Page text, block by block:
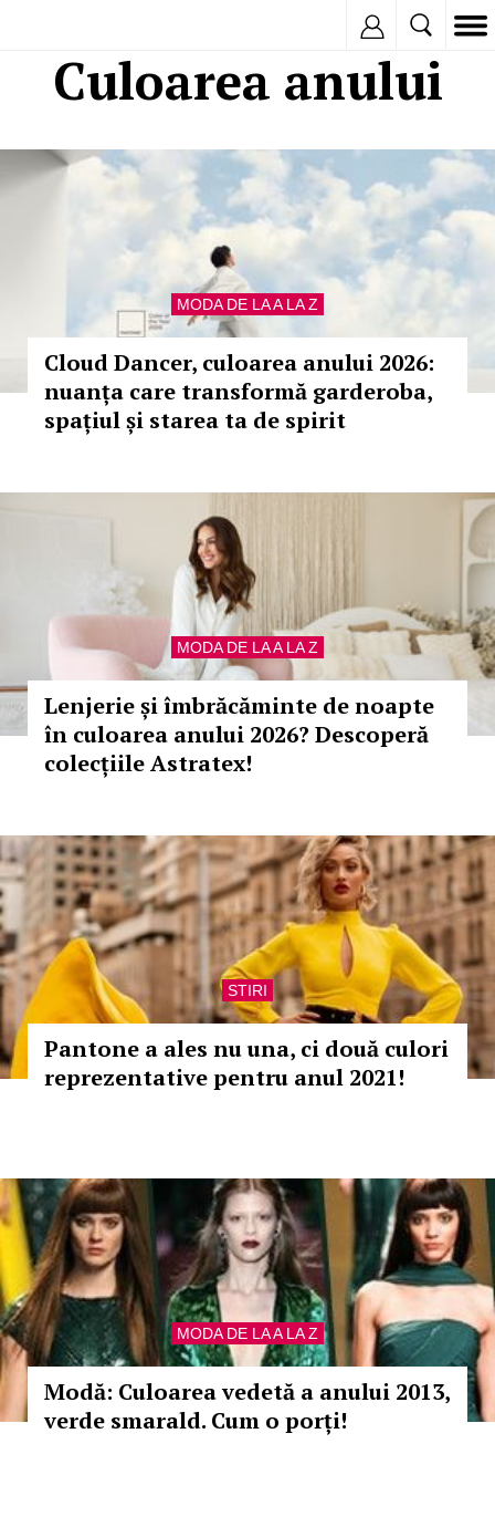
Culoarea anului
MODA DE LA A LA Z
Cloud Dancer, culoarea anului 2026:
nuanța care transformă garderoba,
spațiul și starea ta de spirit
MODA DE LA A LA Z
Lenjerie și îmbrăcăminte de noapte
în culoarea anului 2026? Descoperă
colecțiile Astratex!
STIRI
Pantone a ales nu una, ci două culori
reprezentative pentru anul 2021!
MODA DE LA A LA Z
Modă: Culoarea vedetă a anului 2013,
verde smarald. Cum o porți!